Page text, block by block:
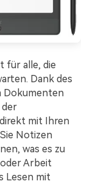
für alle, die
Dank des
Dokumenten
der
mit Ihren
Notizen
was es zu
Arbeit
Lesen mit